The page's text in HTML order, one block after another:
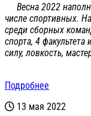
Весна 2022
числе спортивных.
среди сборных
спорта, 4
силу, ловкость,
Подробнее
13 мая 2022